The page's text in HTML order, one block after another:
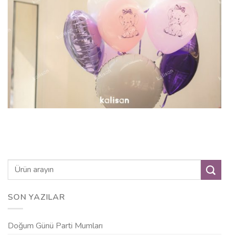
SON YAZILAR
Doğum Günü Parti Mumları